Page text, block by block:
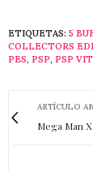
ETIQUETAS: 5
COLLECTORS
PES, PSP, PSP
ARTÍCULO
Mega Man